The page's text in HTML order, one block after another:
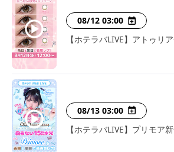
08/12 03:00
【ホテラバLIVE】アトゥリ
08/13 03:00
【ホテラバLIVE】プリモア